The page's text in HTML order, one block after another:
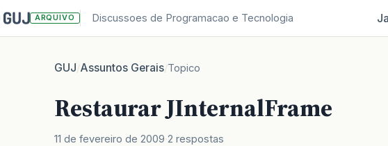
ARQUIVO Discussoes de Programacao e Tecnologia
GUJ/Assuntos Gerais/Topico
Restaurar JInternalFrame
11 de fevereiro de 2009 2 respostas